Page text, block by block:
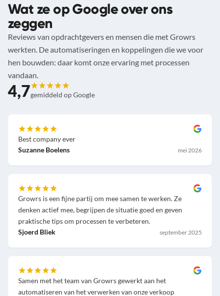
Wat ze op Google over ons
zeggen
Reviews van opdrachtgevers en mensen die met Growrs
werkten. De automatiseringen en koppelingen die we voor
hen bouwden: daar komt onze ervaring met processen
vandaan.
4,7gemiddeld op Google
Best company ever
Suzanne Boelens mei 2026
Growrs is een fijne partij om mee samen te werken. Ze
denken actief mee, begrijpen de situatie goed en geven
praktische tips om processen te verbeteren.
Sjoerd Bliek september 2025
Samen met het team van Growrs gewerkt aan het
automatiseren van het verwerken van onze verkoop